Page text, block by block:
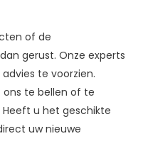
of de
gerust. Onze experts
te voorzien.
te bellen of te
u het geschikte
uw nieuwe